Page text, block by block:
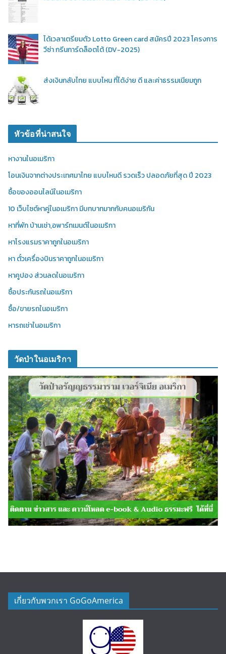
ได้เวลาเตรียมตัว Lotto Green card สมัครปี 2023 โครงการ
วีซ่า กรีนการ์ดล็อตโต้ (DV-2025)
ส่งเงินกลับไทย แบบไหน ที่ได้ง่าย ดี และค่าธรรมเนียมถูก
หัวข้อที่น่าสนใจ
หางานในอเมริกา
โอนเงินจากต่างประเทศมาไทย แบบไหนดี รวดเร็ว ปลอดภัยที่สุด ปี 2023
ซื้อของออนไลน์ในอเมริกา
10 เว็บไซต์หาคู่ในอเมริกา มีบทบาทมากกับคนอเมริกัน
หาที่พัก บ้านเช่า,อพาร์ทเมนต์ในอเมริกา
หาโรงแรมราคาถูกในอเมริกา
หา ตั๋วเครื่องบินราคาถูกในอเมริกา
หาคูปอง ส่วนลดในอเมริกา
ซื้อประกันรถในอเมริกา
ซื้อ/ขายรถในอเมริกา
หารถเช่าในอเมริกา
วัดป่าในอเมริกา
เกี่ยวกับพวกเรา GoGoAmerica